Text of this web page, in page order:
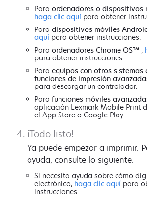
Para ordenadores o dispositivos
haga clic aquí para obtener
Para dispositivos móviles
aquí para obtener instrucciones.
Para ordenadores Chrome OS™ ,
para obtener instrucciones.
Para equipos con otros sistemas
funciones de impresión
para descargar un controlador.
Para funciones móviles
aplicación Lexmark Mobile Print
el App Store o Google Play.
¡Todo listo!
Ya puede empezar a imprimir.
ayuda, consulte lo siguiente.
Si necesita ayuda sobre cómo
electrónico, haga clic aquí para
instrucciones.